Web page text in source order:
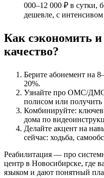
000–12 000 ₽ в сутки,
дешевле, с
Как сэкономить и
качество?
Берите абонемент на
20%.
Узнайте про ОМС/ДМС:
полисом или
Комбинируйте:
дома по
Делайте акцент на
сейчас: ходьба,
Реабилитация — про
центр в Новосибирске, где
языком и дают понятный